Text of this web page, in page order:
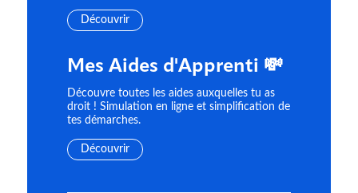
Découvrir
Mes Aides d'Apprenti 💸
Découvre toutes les aides auxquelles tu as
droit ! Simulation en ligne et simplification de
tes démarches.
Découvrir